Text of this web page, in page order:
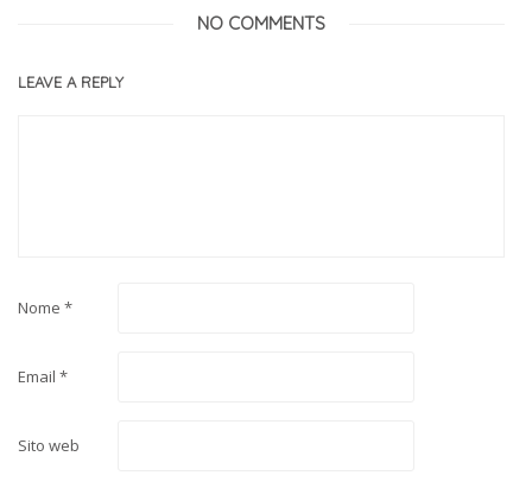
NO COMMENTS
LEAVE A REPLY
Nome *
Email *
Sito web